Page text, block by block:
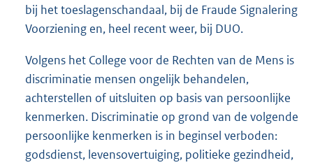
bij het toeslagenschandaal, bij de Fraude Signalering
Voorziening en, heel recent weer, bij DUO.
Volgens het College voor de Rechten van de Mens is
discriminatie mensen ongelijk behandelen,
achterstellen of uitsluiten op basis van persoonlijke
kenmerken. Discriminatie op grond van de volgende
persoonlijke kenmerken is in beginsel verboden:
godsdienst, levensovertuiging, politieke gezindheid,